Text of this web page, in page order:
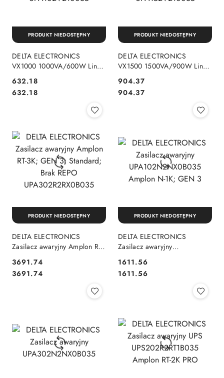
DELTA ELECTRONICS
VX1000 1000VA/600W Line
UPA102V210035
Cena:
632.18
Cena:
632.18
PRODUKT NIEDOSTĘPNY
DELTA ELECTRONICS
VX1500 1500VA/900W Line
UPA152V210035
Cena:
904.37
Cena:
904.37
PRODUKT NIEDOSTĘPNY
DELTA ELECTRONICS
Zasilacz awaryjny Amplon RT-
REPO UPA302R2RX0B035
Cena:
3691.74
Cena:
3691.74
PRODUKT NIEDOSTĘPNY
DELTA ELECTRONICS
Zasilacz awaryjny
N-1K; GEN 3
Cena:
1611.56
Cena:
1611.56
PRODUKT NIEDOSTĘPNY